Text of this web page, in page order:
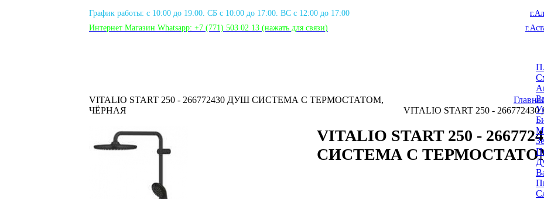
График работы: с 10:00 до 19:00. СБ с 10:00 до 17:00. ВС с 12:00 до 17:00
Интернет Магазин Whatsapp: +7 (771) 503 02 13 (нажать для связи)
VITALIO START 250 - 266772430 ДУШ СИСТЕМА С ТЕРМОСТАТОМ,
ЧЁРНАЯ
VITALIO START 250 -
VITALIO START 250 -
СИСТЕМА С